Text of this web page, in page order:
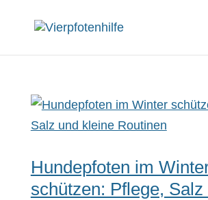
Hundepfoten im
schützen: Pflege, Salz